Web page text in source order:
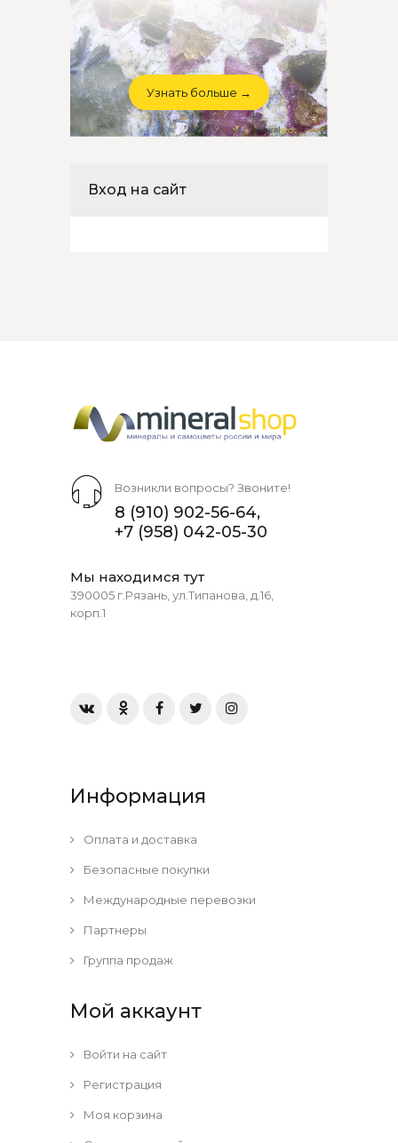
Узнать больше →
Вход на сайт
Возникли вопросы? Звоните!
8 (910) 902-56-64,
+7 (958) 042-05-30
Мы находимся тут
390005 г.Рязань, ул.Типанова, д.16,
корп.1
Информация
Оплата и доставка
Безопасные покупки
Международные перевозки
Партнеры
Группа продаж
Мой аккаунт
Войти на сайт
Регистрация
Моя корзина